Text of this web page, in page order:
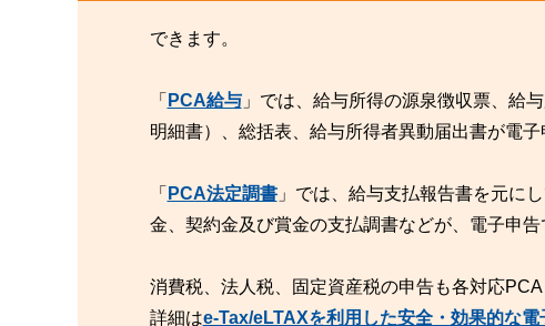
できます。
「 PCA給与」では、給与所得の源泉徴収票、給
明細書）、総括表、給与所得者異動届出書が電子
「 PCA法定調書」では、給与支払報告書を元に
金、契約金及び賞金の支払調書などが、電子申告
消費税、法人税、固定資産税の申告も各対応
詳細はe-Tax/eLTAXを利用した安全・効果的な電